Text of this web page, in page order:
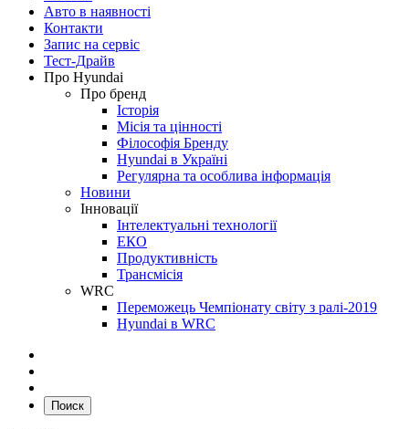
Авто в наявності
Контакти
Запис на сервіс
Тест-Драйв
Про Hyundai
Про бренд
Історія
Місія та цінності
Філософія Бренду
Hyundai в Україні
Регулярна та особлива інформація
Новини
Інновації
Інтелектуальні технології
ЕКО
Продуктивність
Трансмісія
WRC
Переможець Чемпіонату світу з ралі-2019
Hyundai в WRC
Поиск